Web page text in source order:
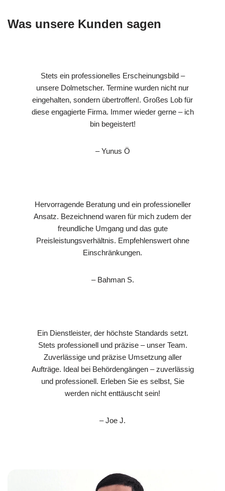
Was unsere Kunden sagen
Stets ein professionelles Erscheinungsbild –
unsere Dolmetscher. Termine wurden nicht nur
eingehalten, sondern übertroffen!. Großes Lob für
diese engagierte Firma. Immer wieder gerne – ich
bin begeistert!
– Yunus Ö
Hervorragende Beratung und ein professioneller
Ansatz. Bezeichnend waren für mich zudem der
freundliche Umgang und das gute
Preisleistungsverhältnis. Empfehlenswert ohne
Einschränkungen.
– Bahman S.
Ein Dienstleister, der höchste Standards setzt.
Stets professionell und präzise – unser Team.
Zuverlässige und präzise Umsetzung aller
Aufträge. Ideal bei Behördengängen – zuverlässig
und professionell. Erleben Sie es selbst, Sie
werden nicht enttäuscht sein!
– Joe J.